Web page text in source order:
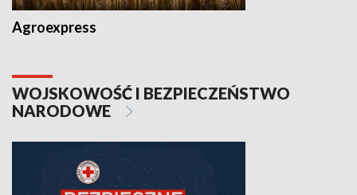
Agroexpress
WOJSKOWOŚĆ I BEZPIECZEŃSTWO
NARODOWE